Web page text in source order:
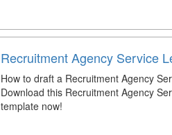
Recruitment Agency Service
How to draft a Recruitment Agency
Download this Recruitment Agency
template now!